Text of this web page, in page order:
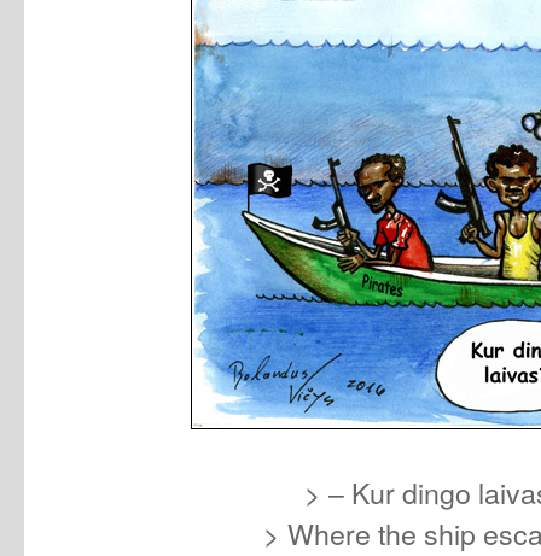
> – Kur dingo
> Where the ship